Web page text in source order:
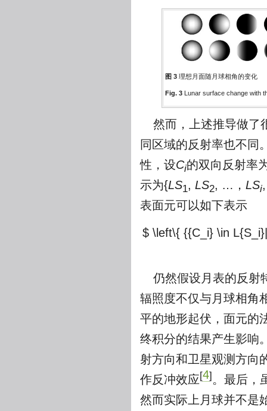
图 3 理想月面随月球相角的变化
Fig. 3 Lunar surface change with
然而，上述推导做了
同区域的反射率也不同
性，设Ci的双向反射率
示为{LS1, LS2, …， LSi
表面元可以如下表示
$ \left\{ {{C_i} \in
仍然假设月表的反射
辐照度不仅与月球相角
平的地形起伏，面元的
终积分的结果产生影响
射方向和卫星观测方向
作反冲效应[4] 。最后，
然而实际上月球并不是